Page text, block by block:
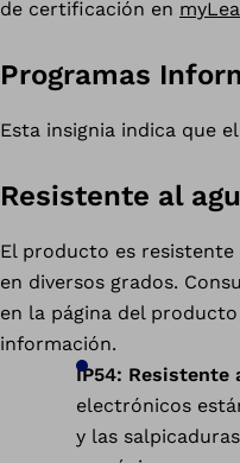
de certificación en
Programas
Esta insignia indica que
Resistente al
El producto es resistente
en diversos grados.
en la página del
información.
IP54: Resistente
electrónicos
y las